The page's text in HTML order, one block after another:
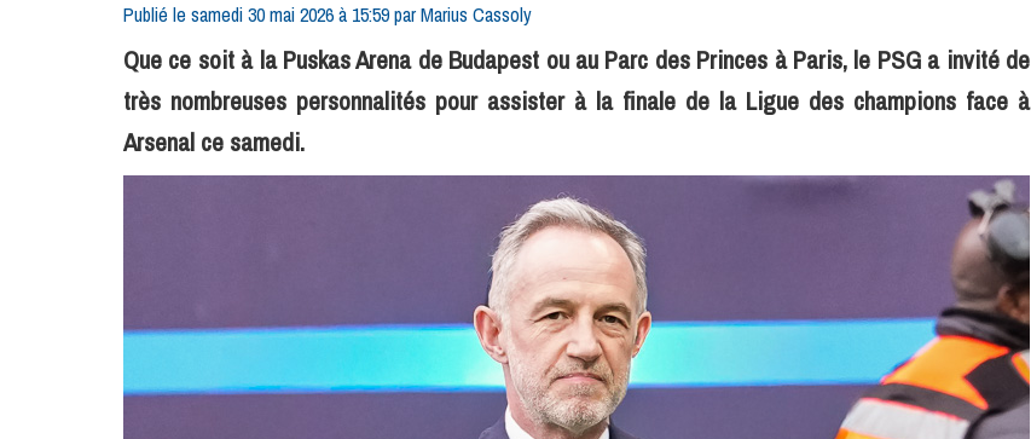
Publié le samedi 30 mai 2026 à 15:59 parMarius Cassoly
Que ce soit à la Puskas Arena de Budapest ou au Parc des Princes à Paris, le PSG a invité de
très nombreuses personnalités pour assister à la finale de la Ligue des champions face à
Arsenal ce samedi.